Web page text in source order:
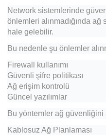
Network sistemlerinde
önlemleri alınmadığında ağ
hale gelebilir.
Bu nedenle şu önlemler
Firewall kullanımı
Güvenli şifre politikası
Ağ erişim kontrolü
Güncel yazılımlar
Bu yöntemler ağ güvenliğini
Kablosuz Ağ Planlaması